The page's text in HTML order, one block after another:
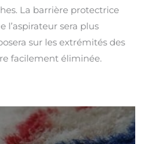
La barrière protectrice
l’aspirateur sera plus
sur les extrémités des
facilement éliminée.